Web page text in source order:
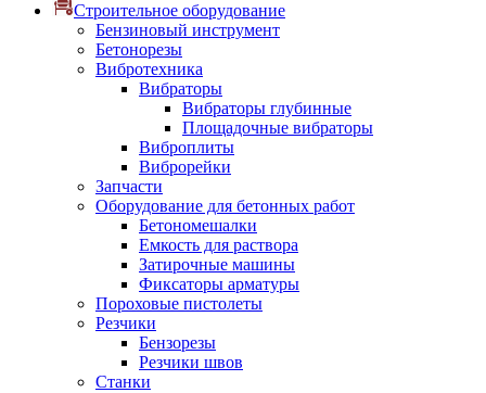
Строительное оборудование
Бензиновый инструмент
Бетонорезы
Вибротехника
Вибраторы
Вибраторы глубинные
Площадочные вибраторы
Виброплиты
Виброрейки
Запчасти
Оборудование для бетонных работ
Бетономешалки
Емкость для раствора
Затирочные машины
Фиксаторы арматуры
Пороховые пистолеты
Резчики
Бензорезы
Резчики швов
Станки